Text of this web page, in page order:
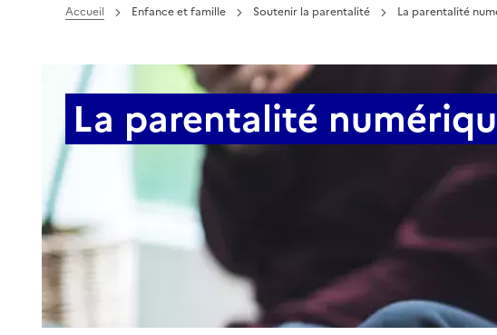
Accueil Enfance et famille Soutenir la parentalité La parentalité
La parentalité